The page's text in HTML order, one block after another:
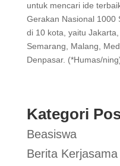
untuk mencari ide
Gerakan Nasional 1000
di 10 kota, yaitu
Semarang, Malang,
Denpasar. (*Humas/
Kategori
Beasiswa
Berita Kerjasama